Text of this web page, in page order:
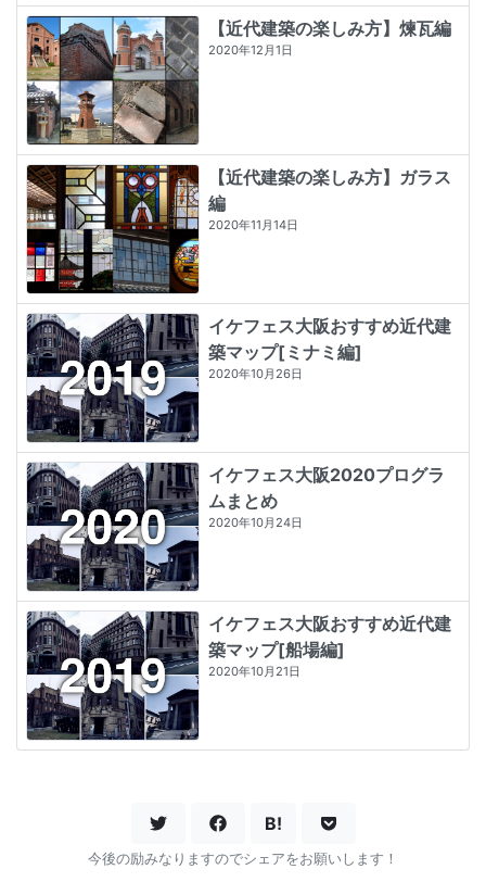
【近代建築の楽しみ方】煉瓦編
2020年12月1日
【近代建築の楽しみ方】ガラス
編
2020年11月14日
イケフェス大阪おすすめ近代建
築マップ[ミナミ編]
2020年10月26日
イケフェス大阪2020プログラ
ムまとめ
2020年10月24日
イケフェス大阪おすすめ近代建
築マップ[船場編]
2020年10月21日
B!
今後の励みなりますのでシェアをお願いします！